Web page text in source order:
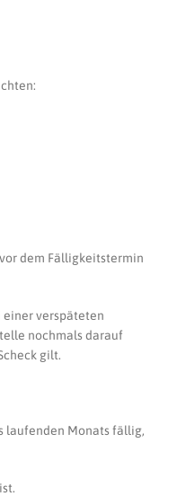
dem Fälligkeitstermin
verspäteten
nochmals darauf
gilt.
laufenden Monats fällig,